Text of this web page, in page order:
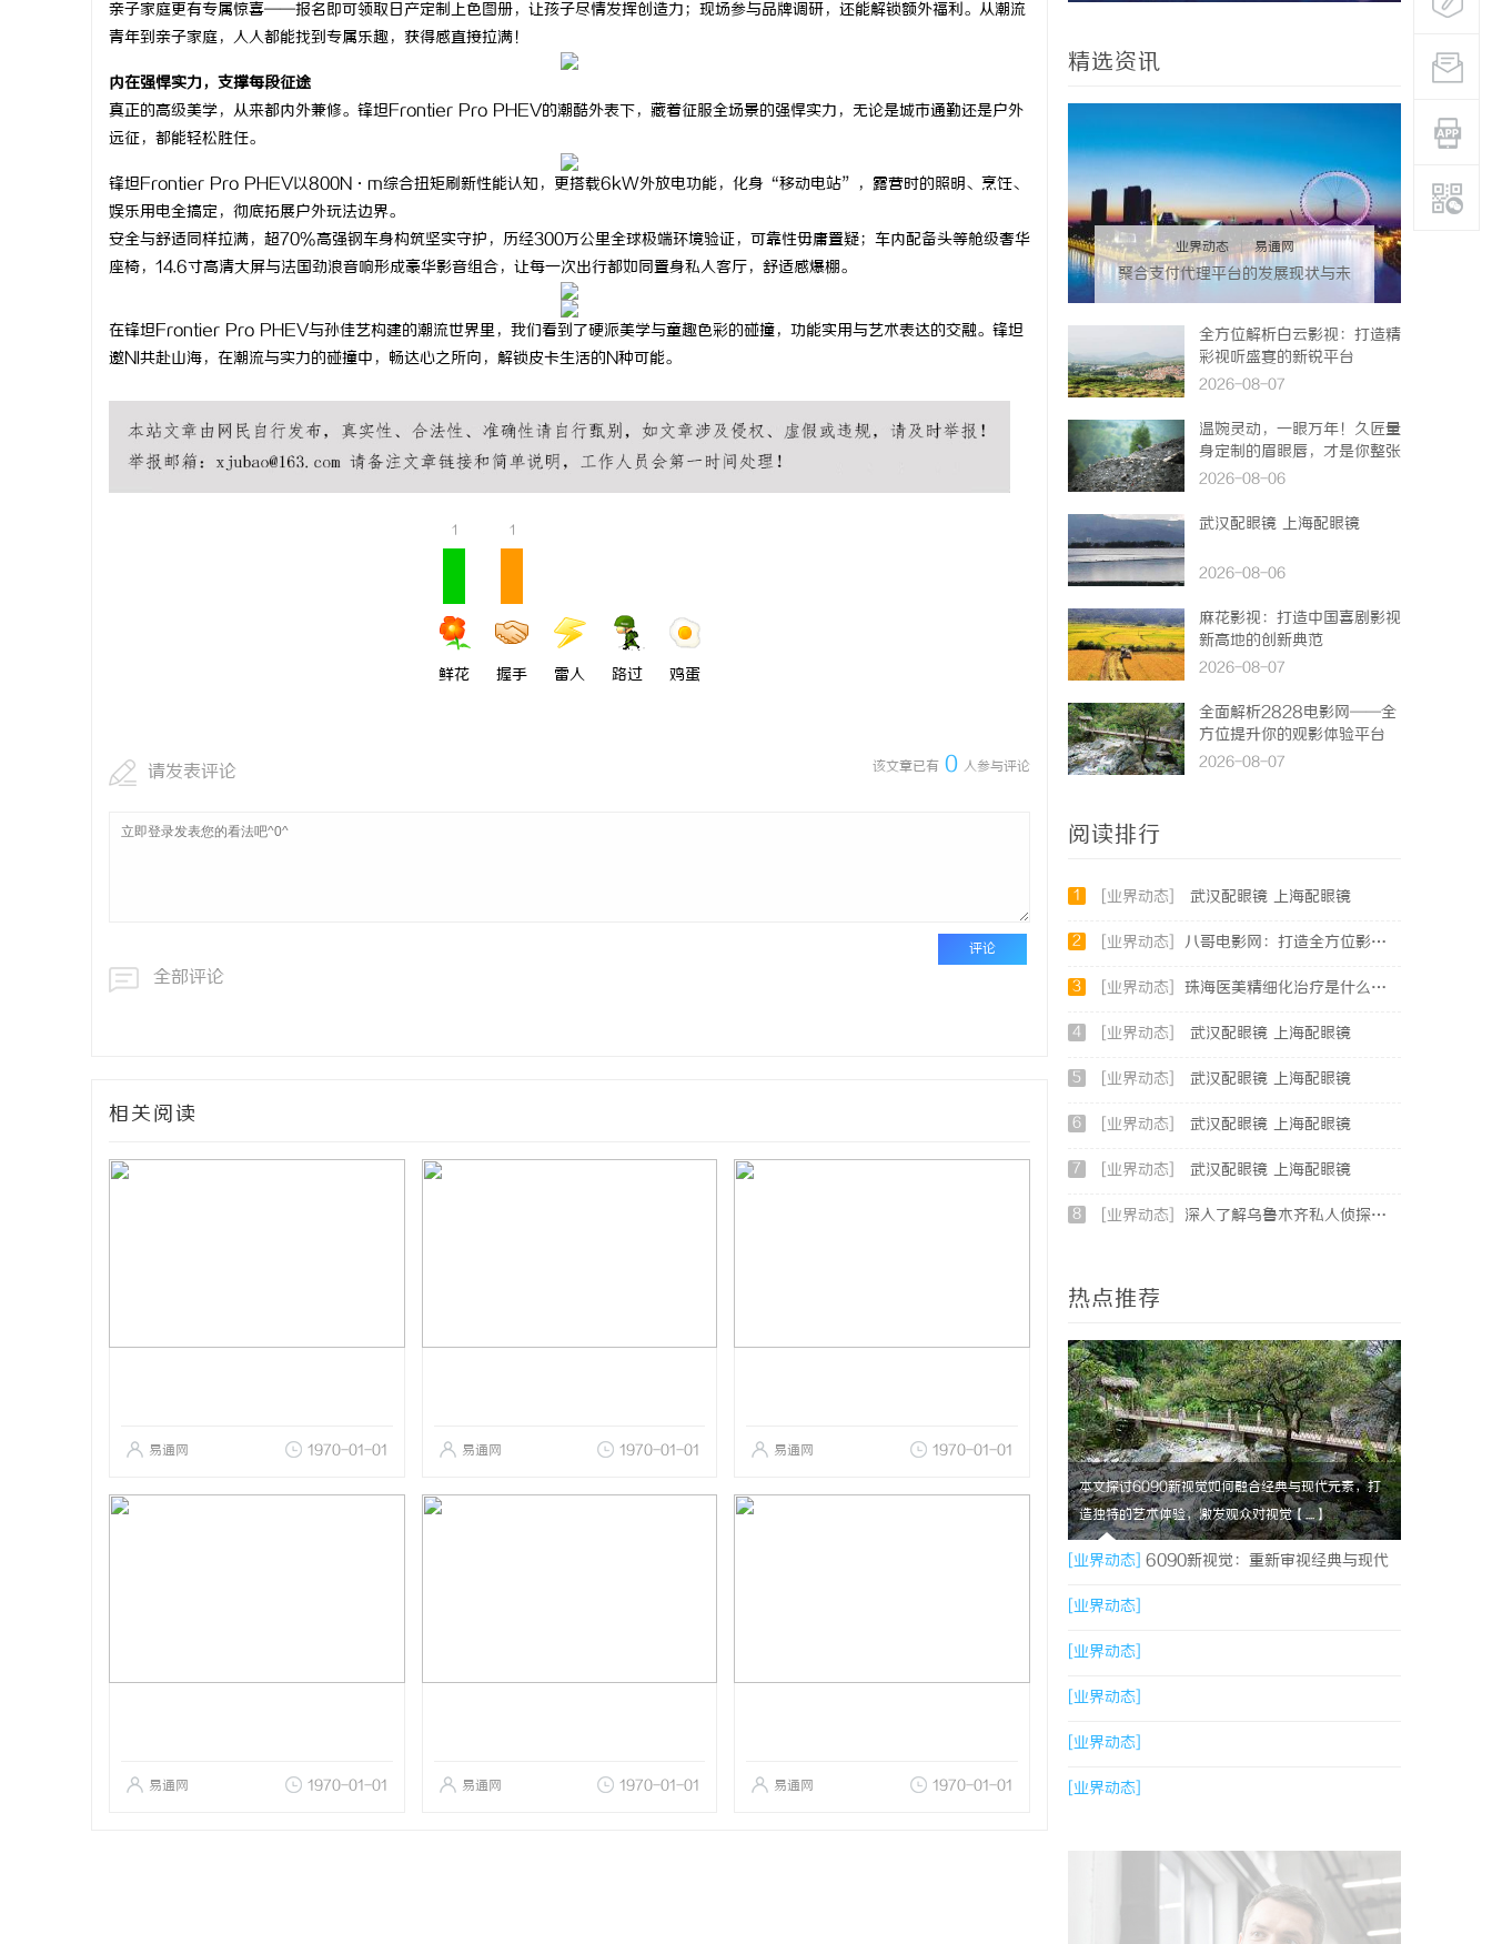
亲子家庭更有专属惊喜——报名即可领取日产定制上色图册，让孩子尽情发挥创造力；现场参与品牌调研，还能解锁额外福利。从潮流
青年到亲子家庭，人人都能找到专属乐趣，获得感直接拉满！
内在强悍实力，支撑每段征途
真正的高级美学，从来都内外兼修。锋坦Frontier Pro PHEV的潮酷外表下，藏着征服全场景的强悍实力，无论是城市通勤还是户外
远征，都能轻松胜任。
锋坦Frontier Pro PHEV以800N·m综合扭矩刷新性能认知，更搭载6kW外放电功能，化身“移动电站”，露营时的照明、烹饪、
娱乐用电全搞定，彻底拓展户外玩法边界。
安全与舒适同样拉满，超70%高强钢车身构筑坚实守护，历经300万公里全球极端环境验证，可靠性毋庸置疑；车内配备头等舱级奢华
座椅，14.6寸高清大屏与法国劲浪音响形成豪华影音组合，让每一次出行都如同置身私人客厅，舒适感爆棚。
在锋坦Frontier Pro PHEV与孙佳艺构建的潮流世界里，我们看到了硬派美学与童趣色彩的碰撞，功能实用与艺术表达的交融。锋坦
邀NI共赴山海，在潮流与实力的碰撞中，畅达心之所向，解锁皮卡生活的N种可能。
1
鲜花
1
握手 雷人 路过 鸡蛋
该文章已有 0 人参与评论
请发表评论
评论
全部评论
相关阅读
易通网 1970-01-01 易通网 1970-01-01 易通网 1970-01-01
易通网 1970-01-01 易通网 1970-01-01 易通网 1970-01-01
全解析 市场开拓
精选资讯
业界动态 | 易通网
聚合支付代理平台的发展现状与未
全方位解析白云影视：打造精
彩视听盛宴的新锐平台
2026-08-07
温婉灵动，一眼万年！久匠量
身定制的眉眼唇，才是你整张
脸的点睛之笔！淡颜系女生的
2026-08-06
武汉配眼镜 上海配眼镜
2026-08-06
麻花影视：打造中国喜剧影视
新高地的创新典范
2026-08-07
全面解析2828电影网——全
方位提升你的观影体验平台
2026-08-07
阅读排行
1 [业界动态] 武汉配眼镜 上海配眼镜
2 [业界动态] 八哥电影网：打造全方位影视娱乐新体验的平台解析
3 [业界动态] 珠海医美精细化治疗是什么？珠海专业医美机构筛选标准科普
4 [业界动态] 武汉配眼镜 上海配眼镜
5 [业界动态] 武汉配眼镜 上海配眼镜
6 [业界动态] 武汉配眼镜 上海配眼镜
7 [业界动态] 武汉配眼镜 上海配眼镜
8 [业界动态] 深入了解乌鲁木齐私人侦探行业的现状与发展趋势
热点推荐
本文探讨6090新视觉如何融合经典与现代元素，打
造独特的艺术体验，激发观众对视觉【....】
[业界动态] 6090新视觉：重新审视经典与现代
的视觉盛宴
[业界动态]
[业界动态]
[业界动态]
[业界动态]
[业界动态]